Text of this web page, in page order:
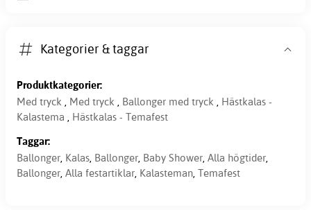
Kategorier & taggar
Produktkategorier:
Med tryck , Med tryck , Ballonger med tryck , Hästkalas -
Kalastema , Hästkalas - Temafest
Taggar:
Ballonger, Kalas, Ballonger, Baby Shower, Alla högtider,
Ballonger, Alla festartiklar, Kalasteman, Temafest